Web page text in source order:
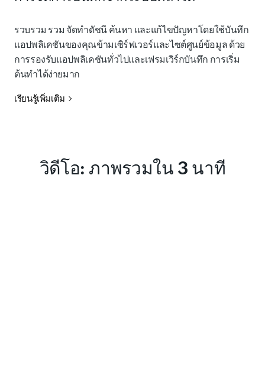
รวบรวม รวม จัดทำดัชนี ค้นหา และแก้ไขปัญหาโดยใช้บันทึก
แอปพลิเคชันของคุณข้ามเซิร์ฟเวอร์และไซต์ศูนย์ข้อมูล ด้วย
การรองรับแอปพลิเคชันทั่วไปและเฟรมเวิร์กบันทึก การเริ่ม
ต้นทำได้ง่ายมาก
เรียนรู้เพิ่มเติม
วิดีโอ: ภาพรวมใน 3 นาที